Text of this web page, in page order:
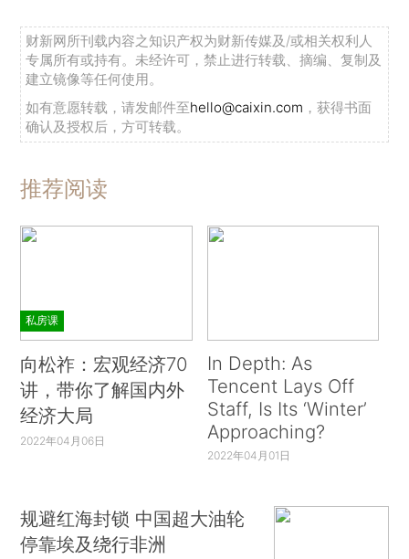
财新网所刊载内容之知识产权为财新传媒及/或相关权利人
专属所有或持有。未经许可，禁止进行转载、摘编、复制及
建立镜像等任何使用。
如有意愿转载，请发邮件至hello@caixin.com ，获得书面
确认及授权后，方可转载。
推荐阅读
私房课
向松祚：宏观经济70
讲，带你了解国内外
经济大局
2022年04月06日
In Depth: As
Tencent Lays Off
Staff, Is Its ‘Winter’
Approaching?
2022年04月01日
规避红海封锁 中国超大油轮
停靠埃及绕行非洲